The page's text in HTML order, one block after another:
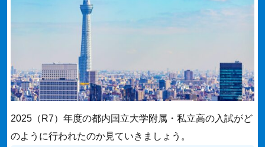
2025（R7）年度の都内国立大学附属・私立高の入試がど
のように行われたのか見ていきましょう。